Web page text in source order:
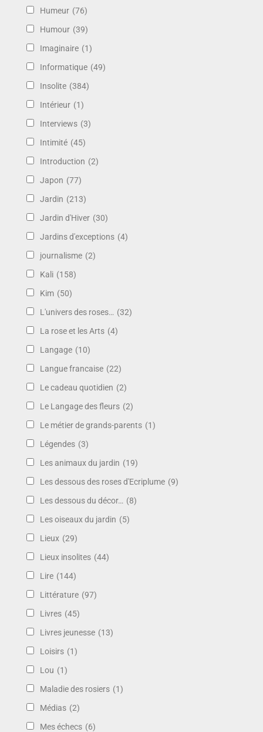
Humeur (76)
Humour (39)
Imaginaire (1)
Informatique (49)
Insolite (384)
Intérieur (1)
Interviews (3)
Intimité (45)
Introduction (2)
Japon (77)
Jardin (213)
Jardin d'Hiver (30)
Jardins d'exceptions (4)
journalisme (2)
Kali (158)
Kim (50)
L'univers des roses… (32)
La rose et les Arts (4)
Langage (10)
Langue francaise (22)
Le cadeau quotidien (2)
Le Langage des fleurs (2)
Le métier de grands-parents (1)
Légendes (3)
Les animaux du jardin (19)
Les dessous des roses d'Ecriplume (9)
Les dessous du décor… (8)
Les oiseaux du jardin (5)
Lieux (29)
Lieux insolites (44)
Lire (144)
Littérature (97)
Livres (45)
Livres jeunesse (13)
Loisirs (1)
Lou (1)
Maladie des rosiers (1)
Médias (2)
Mes échecs (6)